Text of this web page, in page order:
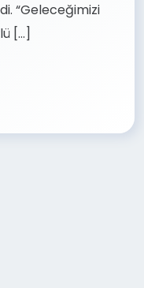
“Geleceğimizi
[…]